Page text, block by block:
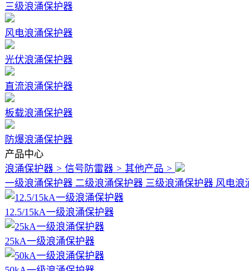
三级浪涌保护器
风电浪涌保护器
光伏浪涌保护器
直流浪涌保护器
板载浪涌保护器
防爆浪涌保护器
产品中心
浪涌保护器 > 信号防雷器 > 其他产品 >
一级浪涌保护器 二级浪涌保护器 三级浪涌保护器 风电浪
12.5/15kA一级浪涌保护器
25kA一级浪涌保护器